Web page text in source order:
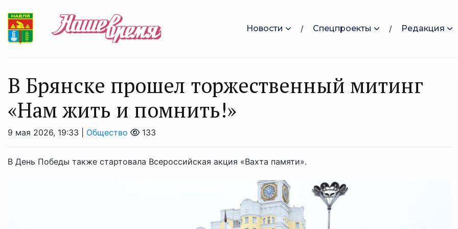
Новости Спецпроекты Редакция
В Брянске прошел торжественный митинг
«Нам жить и помнить!»
9 мая 2026, 19:33 | Общество 133
В День Победы также стартовала Всероссийская акция «Вахта памяти».